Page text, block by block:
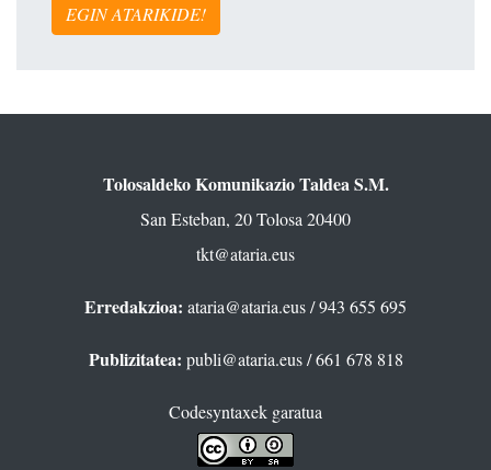
EGIN ATARIKIDE!
Tolosaldeko Komunikazio Taldea S.M.
San Esteban, 20 Tolosa 20400
tkt@ataria.eus
Erredakzioa: ataria@ataria.eus/ 943 655 695
Publizitatea: publi@ataria.eus/ 661 678 818
Codesyntaxek garatua